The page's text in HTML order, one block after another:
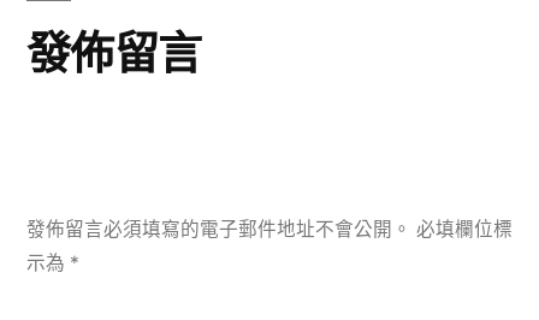
發佈留言
發佈留言必須填寫的電子郵件地址不會公開。 必填欄位標
示為 *